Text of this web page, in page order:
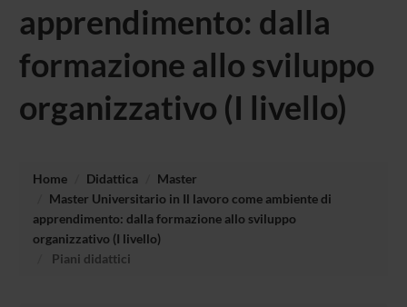
apprendimento: dalla
formazione allo sviluppo
organizzativo (I livello)
Home Didattica
Master
Master Universitario in Il lavoro come ambiente di
apprendimento: dalla formazione allo sviluppo
organizzativo (I livello)
Piani didattici